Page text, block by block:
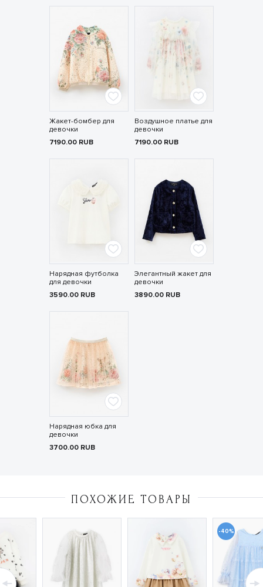
Жакет-бомбер для
девочки
7190.00 RUB
Воздушное платье для
девочки
7190.00 RUB
Нарядная футболка
для девочки
3590.00 RUB
Элегантный жакет для
девочки
3890.00 RUB
Нарядная юбка для
девочки
3700.00 RUB
ПОХОЖИЕ ТОВАРЫ
-40%